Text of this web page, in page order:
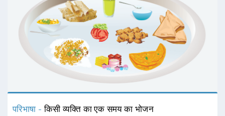
परिभाषा -किसी व्यक्ति का एक समय का भोजन